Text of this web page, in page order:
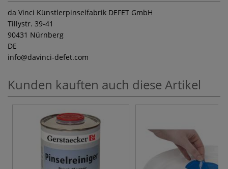
da Vinci Künstlerpinselfabrik DEFET GmbH
Tillystr. 39-41
90431 Nürnberg
DE
info@davinci-defet.com
Kunden kauften auch diese Artikel